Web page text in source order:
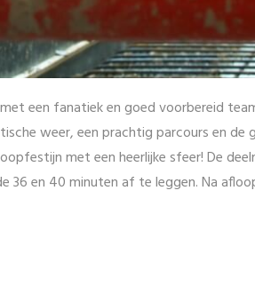
een fanatiek en goed voorbereid
weer, een prachtig parcours en de
met een heerlijke sfeer! De
36 en 40 minuten af te leggen. Na